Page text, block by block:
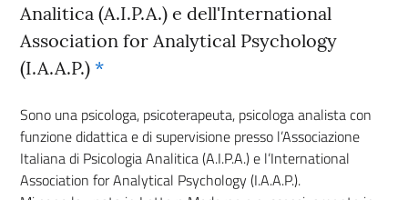
Analitica (A.I.P.A.) e dell'International
Association for Analytical Psychology
(I.A.A.P.) *
Sono una psicologa, psicoterapeuta, psicologa analista con
funzione didattica e di supervisione presso l’Associazione
Italiana di Psicologia Analitica (A.I.P.A.) e l’International
Association for Analytical Psychology (I.A.A.P.).